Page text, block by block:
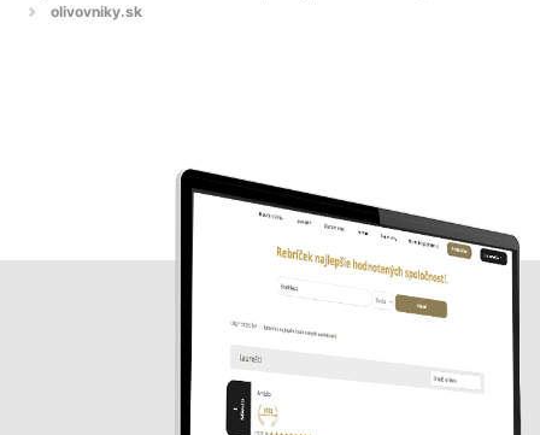
olivovniky.sk